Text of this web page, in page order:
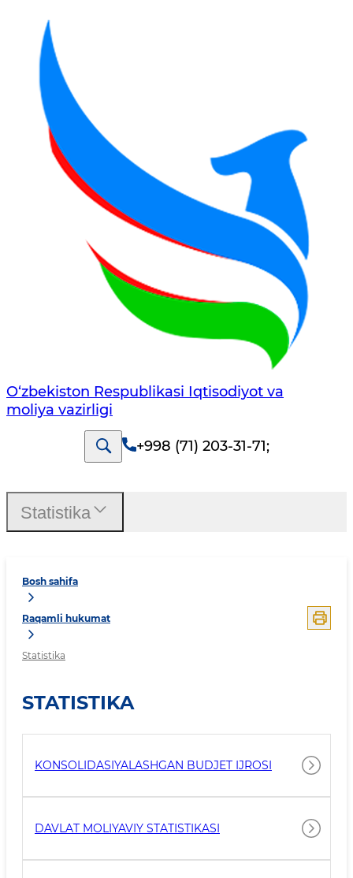
O‘zbekiston Respublikasi Iqtisodiyot va
moliya vazirligi
+998 (71) 203-31-71;
Bosh sahifa
Raqamli hukumat
Statistika
STATISTIKA
KONSOLIDASIYALASHGAN BUDJET IJROSI
DAVLAT MOLIYAVIY STATISTIKASI
Statistika